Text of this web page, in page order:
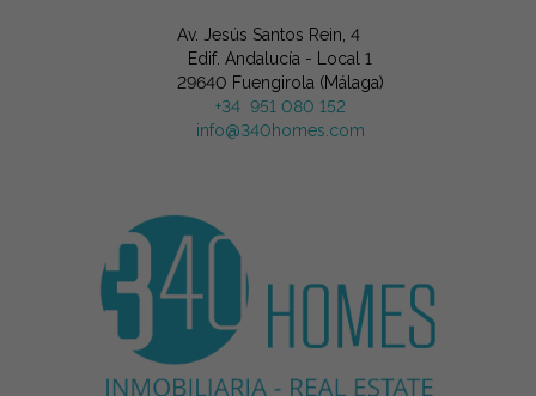
Av. Jesús Santos Rein, 4
Edif. Andalucía - Local 1
29640 Fuengirola (Málaga)
+34 951 080 152
info@340homes.com